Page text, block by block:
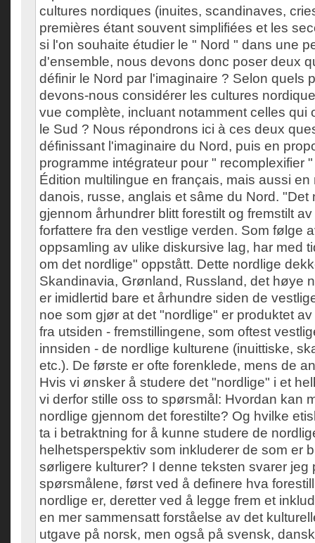
cultures nordiques (inuites, scandinaves,
premières étant souvent simplifiées et les
si l'on souhaite étudier le " Nord " dans une
d'ensemble, nous devons donc poser deux
définir le Nord par l'imaginaire ? Selon quels
devons-nous considérer les cultures
vue complète, incluant notamment celles qui
le Sud ? Nous répondrons ici à ces deux
définissant l'imaginaire du Nord, puis en
programme intégrateur pour " recomplexifier
Édition multilingue en français, mais aussi
danois, russe, anglais et sâme du Nord. "Det
gjennom århundrer blitt forestilt og fremstilt
forfattere fra den vestlige verden. Som følge
oppsamling av ulike diskursive lag, har med
om det nordlige" oppstått. Dette nordlige
Skandinavia, Grønland, Russland, det høye
er imidlertid bare et århundre siden de
noe som gjør at det "nordlige" er produktet
fra utsiden - fremstillingene, som oftest
innsiden - de nordlige kulturene (inuittiske,
etc.). De første er ofte forenklede, mens de
Hvis vi ønsker å studere det "nordlige" i et
vi derfor stille oss to spørsmål: Hvordan kan
nordlige gjennom det forestilte? Og hvilke
ta i betraktning for å kunne studere de
helhetsperspektiv som inkluderer de som er
sørligere kulturer? I denne teksten svarer jeg
spørsmålene, først ved å definere hva
nordlige er, deretter ved å legge frem et
en mer sammensatt forståelse av det
utgave på norsk, men også på svensk,